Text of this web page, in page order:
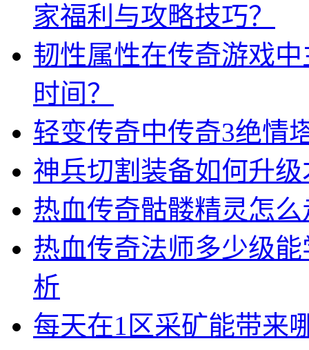
家福利与攻略技巧？
韧性属性在传奇游戏
时间？
轻变传奇中传奇3绝情
神兵切割装备如何升
热血传奇骷髅精灵怎
热血传奇法师多少级
析
每天在1区采矿能带来